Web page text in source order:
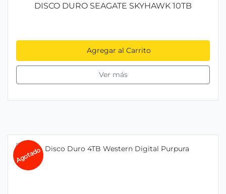
DISCO DURO SEAGATE SKYHAWK 10TB
Agregar al Carrito
Ver más
Agotado